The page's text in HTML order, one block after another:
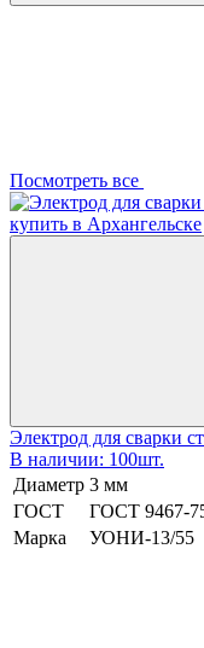
Посмотреть все
Электрод для сварки
В наличии: 100шт.
Диаметр 3 мм
ГОСТ
ГОСТ 9467-
Марка
УОНИ-13/55